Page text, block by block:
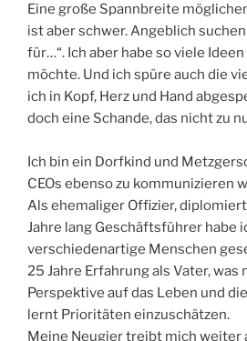
Eine große Spannbreite
ist aber schwer. Angeblich
für…“. Ich aber habe so viele
möchte. Und ich spüre auch die
ich in Kopf, Herz und Hand
doch eine Schande, das nicht zu
Ich bin ein Dorfkind und
CEOs ebenso zu kommunizieren
Als ehemaliger Offizier,
Jahre lang Geschäftsführer habe
verschiedenartige Menschen
25 Jahre Erfahrung als Vater,
Perspektive auf das Leben und
lernt Prioritäten einzuschätzen.
Meine Neugier treibt mich weiter